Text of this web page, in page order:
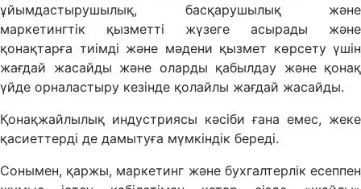
ұйымдастырушылық, басқарушылық және
маркетингтік қызметті жүзеге асырады және
қонақтарға тиімді және мәдени қызмет көрсету үшін
жағдай жасайды және оларды қабылдау және қонақ
үйде орналастыру кезінде қолайлы жағдай жасайды.
Қонақжайлылық индустриясы кәсіби ғана емес, жеке
қасиеттерді де дамытуға мүмкіндік береді.
Сонымен, қаржы, маркетинг және бухгалтерлік есеппен